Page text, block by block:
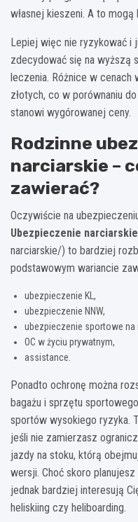
własnej kieszeni. A to mogą
Lepiej więc nie ryzykować i
zdecydować się na wyższą
leczenia. Różnice w
złotych, co w porównaniu
stanowi wygórowanej ceny.
Rodzinne
narciarskie –
zawierać?
Oczywiście na
Ubezpieczenie narciarskie
narciarskie/) to bardziej
podstawowym wariancie
ubezpieczenie KL,
ubezpieczenie NNW,
ubezpieczenie sportowe na
OC w życiu prywatnym,
assistance.
Ponadto ochronę można
bagażu i sprzętu
sportów wysokiego ryzyka.
jeśli nie zamierzasz
jazdy na stoku, którą
wersji. Choć skoro
jednak bardziej interesują
heliskiing czy heliboarding.